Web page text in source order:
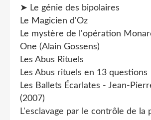
➤ Le génie des bipolaires
Le Magicien d'Oz
Le mystère de l'opération
One (Alain Gossens)
Les Abus Rituels
Les Abus rituels en 13 questions
Les Ballets Écarlates - Jean-
(2007)
L'esclavage par le contrôle de la